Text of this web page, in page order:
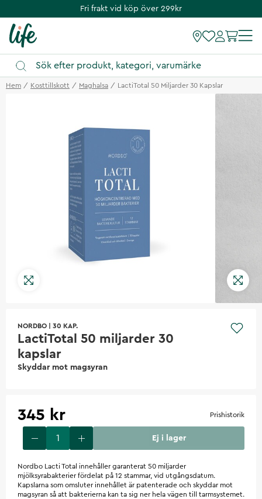
Fri frakt vid köp över 299kr
Hem Kosttillskott Maghalsa LactiTotal 50 Miljarder 30 Kapslar
NORDBO 30 KAP.
LactiTotal 50 miljarder 30
kapslar
Skyddar mot magsyran
345 kr Prishistorik
Ej i lager
Nordbo Lacti Total innehåller garanterat 50 miljarder
mjölksyrabakterier fördelat på 12 stammar, vid utgångsdatum.
Kapslarna som omsluter innehållet är patenterade och skyddar mot
magsyran så att bakterierna kan ta sig ner hela vägen till tarmsystemet.